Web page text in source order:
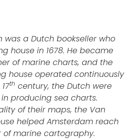
was a Dutch bookseller who
house in 1678. He became
of marine charts, and the
house operated continuously
th century, the Dutch were
producing sea charts.
of their maps, the Van
helped Amsterdam reach
of marine cartography.